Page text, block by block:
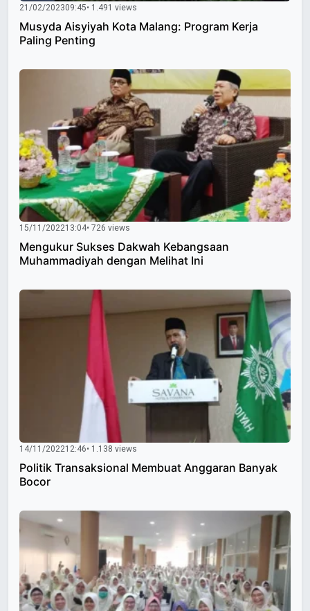
21/02/202309:45• 1.491 views
Musyda Aisyiyah Kota Malang: Program Kerja
Paling Penting
15/11/202213:04• 726 views
Mengukur Sukses Dakwah Kebangsaan
Muhammadiyah dengan Melihat Ini
14/11/202212:46• 1.138 views
Politik Transaksional Membuat Anggaran Banyak
Bocor